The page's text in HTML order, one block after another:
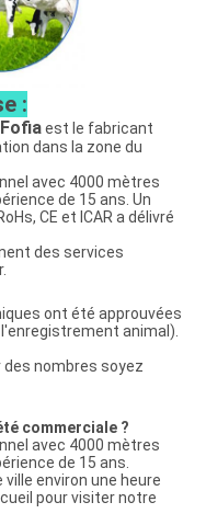
:
est le fabricant
dans la zone du
avec 4000 mètres
de 15 ans. Un
CE et ICAR a délivré
des services
ont été approuvées
animal).
nombres soyez
commerciale ?
avec 4000 mètres
de 15 ans.
environ une heure
pour visiter notre